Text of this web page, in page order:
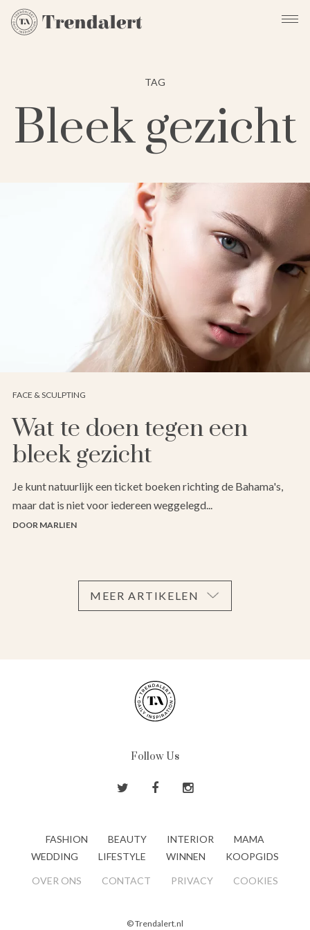
TAG
Bleek gezicht
FACE & SCULPTING
Wat te doen tegen een
bleek gezicht
Je kunt natuurlijk een ticket boeken richting de Bahama's,
maar dat is niet voor iedereen weggelegd...
DOOR MARLIEN
MEER ARTIKELEN
Follow Us
FASHION BEAUTY INTERIOR
MAMA
WEDDING
LIFESTYLE WINNEN KOOPGIDS
OVER ONS CONTACT PRIVACY COOKIES
© Trendalert.nl